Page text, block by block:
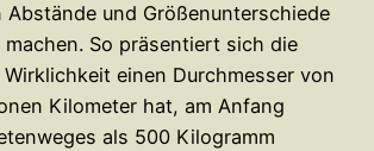
und Größenunterschiede
So präsentiert sich die
einen Durchmesser von
Kilometer hat, am Anfang
als 500 Kilogramm